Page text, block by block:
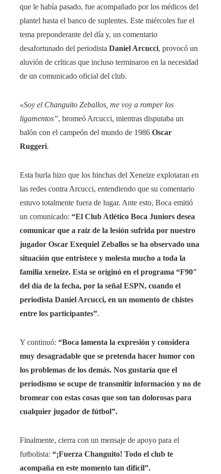
que le había pasado, fue acompañado por los médicos del
plantel hasta el banco de suplentes. Este miércoles fue el
tema preponderante del día y, un comentario
desafortunado del periodista Daniel Arcucci, provocó un
aluvión de críticas que incluso terminaron en la necesidad
de un comunicado oficial del club.
«Soy el Changuito Zeballos, me voy a romper los
ligamentos”, bromeó Arcucci, mientras disputaba un
balón con el campeón del mundo de 1986 Oscar
Ruggeri.
Esta burla hizo que los hinchas del Xeneize explotaran en
las redes contra Arcucci, entendiendo que su comentario
estuvo totalmente fuera de lugar. Ante esto, Boca emitió
un comunicado: “El Club Atlético Boca Juniors desea
comunicar que a raíz de la lesión sufrida por nuestro
jugador Oscar Exequiel Zeballos se ha observado una
situación que entristece y molesta mucho a toda la
familia xeneize. Esta se originó en el programa “F90″
del día de la fecha, por la señal ESPN, cuando el
periodista Daniel Arcucci, en un momento de chistes
entre los participantes”.
Y continuó: “Boca lamenta la expresión y considera
muy desagradable que se pretenda hacer humor con
los problemas de los demás. Nos gustaría que el
periodismo se ocupe de transmitir información y no de
bromear con estas cosas que son tan dolorosas para
cualquier jugador de fútbol”.
Finalmente, cierra con un mensaje de apoyo para el
futbolista: “¡Fuerza Changuito! Todo el club te
acompaña en este momento tan difícil”.